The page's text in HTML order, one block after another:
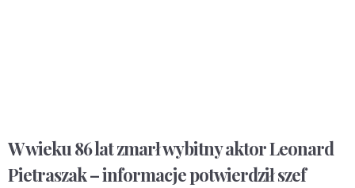
W wieku 86 lat zmarł wybitny aktor Leonard
Pietraszak – informacje potwierdził szef